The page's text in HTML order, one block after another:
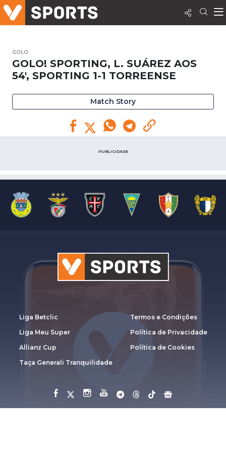
GOLO
GOLO! SPORTING, L. SUÁREZ AOS
54', SPORTING 1-1 TORREENSE
Match Story
PUBLICIDADE
Liga Betclic
Liga Meu Super
Allianz Cup
Taça Generali Tranquilidade
Termos e Condições
Política de Privacidade
Política de Cookies